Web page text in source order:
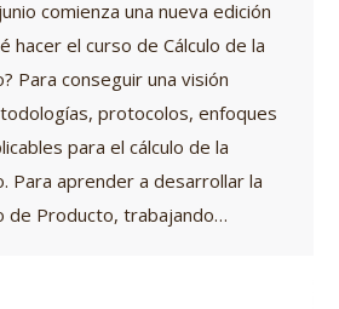
comienza una nueva edición
hacer el curso de Cálculo de la
Para conseguir una visión
protocolos, enfoques
para el cálculo de la
Para aprender a desarrollar la
de Producto, trabajando…